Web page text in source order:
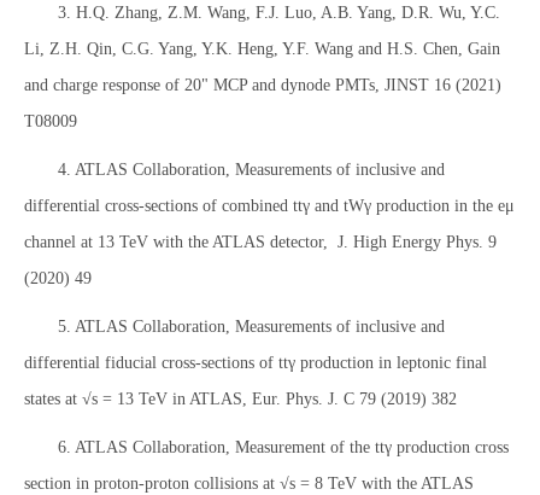
3. H.Q. Zhang, Z.M. Wang, F.J. Luo, A.B. Yang, D.R. Wu, Y.C.
Li, Z.H. Qin, C.G. Yang, Y.K. Heng, Y.F. Wang and H.S. Chen, Gain
and charge response of 20" MCP and dynode PMTs, JINST 16 (2021)
T08009
4. ATLAS Collaboration, Measurements of inclusive and
differential cross-sections of combined ttγ and tWγ production in the eμ
channel at 13 TeV with the ATLAS detector, J. High Energy Phys. 9
(2020) 49
5. ATLAS Collaboration, Measurements of inclusive and
differential fiducial cross-sections of ttγ production in leptonic final
states at √s = 13 TeV in ATLAS, Eur. Phys. J. C 79 (2019) 382
6. ATLAS Collaboration, Measurement of the ttγ production cross
section in proton-proton collisions at √s = 8 TeV with the ATLAS